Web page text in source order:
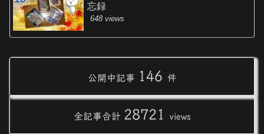
忘録
648 views
公開中記事 146 件
全記事合計 28721 views